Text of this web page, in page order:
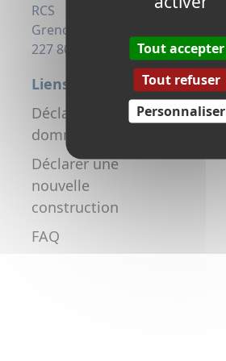
RCS
Grenoble 823
227 806
la fibre
Liens utiles
Déclarer un
dommage réseau
Déclarer une
nouvelle
construction
FAQ
Tout accepter
Tout refuser
Personnaliser